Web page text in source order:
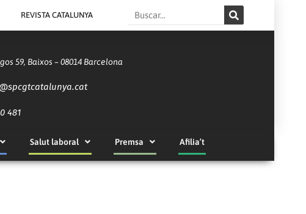
REVISTA CATALUNYA Search
59, Baixos – 08014 Barcelona
spcgtcatalunya.cat
481
Salut laboral Premsa Afilia’t